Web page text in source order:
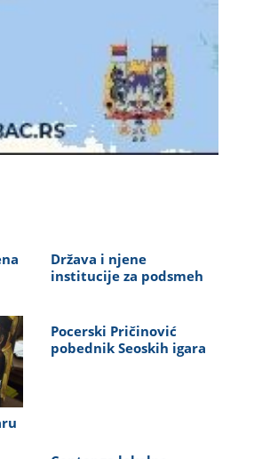
Država i njene
institucije za podsmeh
Pocerski Pričinović
pobednik Seoskih igara